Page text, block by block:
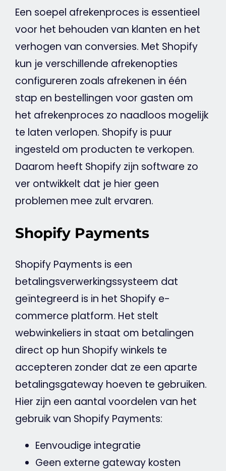
Een soepel afrekenproces is essentieel
voor het behouden van klanten en het
verhogen van conversies. Met Shopify
kun je verschillende afrekenopties
configureren zoals afrekenen in één
stap en bestellingen voor gasten om
het afrekenproces zo naadloos mogelijk
te laten verlopen. Shopify is puur
ingesteld om producten te verkopen.
Daarom heeft Shopify zijn software zo
ver ontwikkelt dat je hier geen
problemen mee zult ervaren.
Shopify Payments
Shopify Payments is een
betalingsverwerkingssysteem dat
geïntegreerd is in het Shopify e-
commerce platform. Het stelt
webwinkeliers in staat om betalingen
direct op hun Shopify winkels te
accepteren zonder dat ze een aparte
betalingsgateway hoeven te gebruiken.
Hier zijn een aantal voordelen van het
gebruik van Shopify Payments:
Eenvoudige integratie
Geen externe gateway kosten